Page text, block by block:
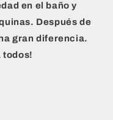
en el baño y
Después de
gran diferencia.
todos!